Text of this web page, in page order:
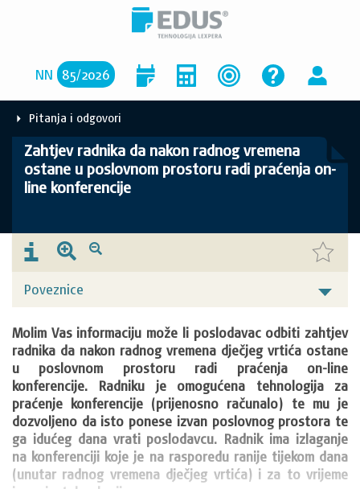
NN 85/2026
Pitanja i odgovori
Zahtjev radnika da nakon radnog vremena
ostane u poslovnom prostoru radi praćenja on-
line konferencije
Poveznice
Molim Vas informaciju može li poslodavac odbiti zahtjev
radnika da nakon radnog vremena dječjeg vrtića ostane
u poslovnom prostoru radi praćenja on-line
konferencije. Radniku je omogućena tehnologija za
praćenje konferencije (prijenosno računalo) te mu je
dozvoljeno da isto ponese izvan poslovnog prostora te
ga idućeg dana vrati poslodavcu. Radnik ima izlaganje
na konferenciji koje je na rasporedu ranije tijekom dana
(unutar radnog vremena dječjeg vrtića) i za to vrijeme